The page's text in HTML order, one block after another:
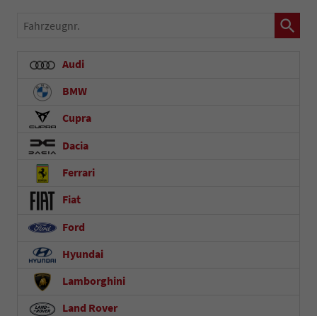
Fahrzeugnr.
Audi
BMW
Cupra
Dacia
Ferrari
Fiat
Ford
Hyundai
Lamborghini
Land Rover